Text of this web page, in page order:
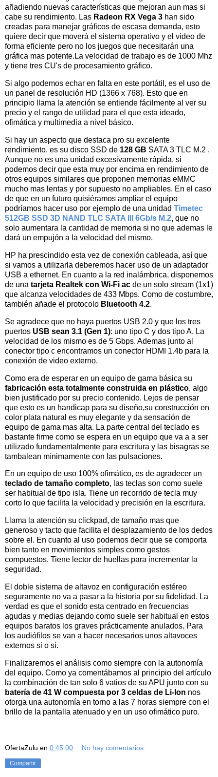
añadiendo nuevas características que mejoran aun mas si
cabe su rendimiento. Las Radeon RX Vega 3 han sido
creadas para manejar gráficos de escasa demanda, esto
quiere decir que moverá el sistema operativo y el video de
forma eficiente pero no los juegos que necesitarán una
gráfica mas potente.La velocidad de trabajo es de 1000 Mhz
y tiene tres CU's de procesamiento gráfico.
Si algo podemos echar en falta en este portátil, es el uso de
un panel de resolución HD (1366 x 768). Esto que en
principio llama la atención se entiende fácilmente al ver su
precio y el rango de utilidad para el que esta ideado,
ofimática y multimedia a nivel básico.
Si hay un aspecto que destaca pro su excelente
rendimiento, es su disco SSD de 128 GB SATA 3 TLC M.2 .
Aunque no es una unidad excesivamente rápida, si
podemos decir que esta muy por encima en rendimiento de
otros equipos similares que proponen memorias eMMC
mucho mas lentas y por supuesto no ampliables. En el caso
de que en un futuro quisiéramos ampliar el equipo
podríamos hacer uso por ejemplo de una unidad Timetec
512GB SSD 3D NAND TLC SATA III 6Gb/s M.2, que no
solo aumentara la cantidad de memoria si no que ademas le
dará un empujón a la velocidad del mismo.
HP ha prescindido esta vez de conexión cableada, así que
si vamos a utilizarla deberemos hacer uso de un adaptador
USB a ethernet. En cuanto a la red inalámbrica, disponemos
de una tarjeta Realtek con Wi-Fi ac de un solo stream (1x1)
que alcanza velocidades de 433 Mbps. Como de costumbre,
también añade el protocolo Bluetooth 4.2.
Se agradece que no haya puertos USB 2.0 y que los tres
puertos USB sean 3.1 (Gen 1): uno tipo C y dos tipo A. La
velocidad de los mismo es de 5 Gbps. Ademas junto al
conector tipo c encontramos un conector HDMI 1.4b para la
conexión de video externo.
Como era de esperar en un equipo de gama básica su
fabricación esta totalmente construida en plástico, algo
bien justificado por su precio contenido. Lejos de pensar
que esto es un handicap para su diseño,su construcción en
color plata natural es muy elegante y da sensación de
equipo de gama mas alta. La parte central del teclado es
bastante firme como se espera en un equipo que va a a ser
utilizado fundamentalmente para escritura y las bisagras se
tambalean mínimamente con las pulsaciones.
En un equipo de uso 100% ofimático, es de agradecer un
teclado de tamaño completo, las teclas son como suele
ser habitual de tipo isla. Tiene un recorrido de tecla muy
corto lo que facilita la velocidad y precisión en la escritura.
Llama la atención su clickpad, de tamaño mas que
generoso y tacto que facilita el desplazamiento de los dedos
sobre el. En cuanto al uso podemos decir que se comporta
bien tanto en movimientos simples como gestos
compuestos. Tiene lector de huellas para incrementar la
seguridad.
El doble sistema de altavoz en configuración estéreo
seguramente no va a pasar a la historia por su fidelidad. La
verdad es que el sonido esta centrado en frecuencias
agudas y medias dejando como suele ser habitual en estos
equipos baratos los graves prácticamente anulados. Para
los audiófilos se van a hacer necesarios unos altavoces
externos si o si.
Finalizaremos el análisis como siempre con la autonomía
del equipo. Como ya comentábamos al principio del artículo
la combinación de tan solo 6 vatios de su APU junto con su
batería de 41 W compuesta por 3 celdas de Li-Ion nos
otorga una autonomía en torno a las 7 horas siempre con el
brillo de la pantalla atenuado y en un uso ofimático puro.
OfertaZulu en 0:45:00 No hay comentarios:
Compartir